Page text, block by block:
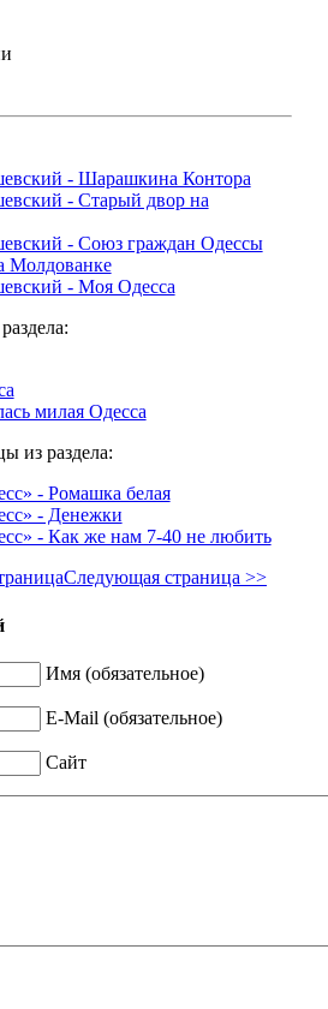
- Шарашкина Контора
- Старый двор на
- Союз граждан Одессы
Молдованке
- Моя Одесса
милая Одесса
из раздела:
- Ромашка белая
- Денежки
- Как же нам 7-40 не любить
Следующая страница >>
Имя (обязательное)
E-Mail (обязательное)
Сайт